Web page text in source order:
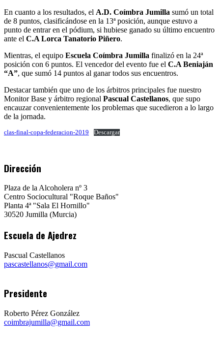
En cuanto a los resultados, el A.D. Coímbra Jumilla sumó un total
de 8 puntos, clasificándose en la 13ª posición, aunque estuvo a
punto de entrar en el pódium, si hubiese ganado su último encuentro
ante el C.A Lorca Tanatorio Piñero.
Mientras, el equipo Escuela Coímbra Jumilla finalizó en la 24ª
posición con 6 puntos. El vencedor del evento fue el C.A Beniaján
“A”, que sumó 14 puntos al ganar todos sus encuentros.
Destacar también que uno de los árbitros principales fue nuestro
Monitor Base y árbitro regional Pascual Castellanos, que supo
encauzar convenientemente los problemas que sucedieron a lo largo
de la jornada.
clas-final-copa-federacion-2019 Descargar
Dirección
Plaza de la Alcoholera nº 3
Centro Sociocultural "Roque Baños"
Planta 4ª "Sala El Hornillo"
30520 Jumilla (Murcia)
Escuela de Ajedrez
Pascual Castellanos
pascastellanos@gmail.com
Presidente
Roberto Pérez González
coimbrajumilla@gmail.com